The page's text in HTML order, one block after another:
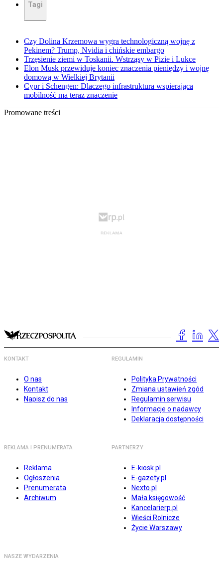
Tagi
Czy Dolina Krzemowa wygra technologiczną wojnę z
Pekinem? Trump, Nvidia i chińskie embargo
Trzęsienie ziemi w Toskanii. Wstrząsy w Pizie i Lukce
Elon Musk przewiduje koniec znaczenia pieniędzy i wojnę
domową w Wielkiej Brytanii
Cypr i Schengen: Dlaczego infrastruktura wspierająca
mobilność ma teraz znaczenie
Promowane treści
KONTAKT
O nas
Kontakt
Napisz do nas
REGULAMIN
Polityka Prywatności
Zmiana ustawień zgód
Regulamin serwisu
Informacje o nadawcy
Deklaracja dostępności
REKLAMA I PRENUMERATA
Reklama
Ogłoszenia
Prenumerata
Archiwum
PARTNERZY
E-kiosk.pl
E-gazety.pl
Nexto.pl
Mała księgowość
Kancelarierp.pl
Wieści Rolnicze
Życie Warszawy
NASZE WYDARZENIA